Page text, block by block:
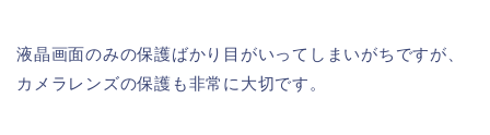
液晶画面のみの保護ばかり目がいってしまいがちですが、
カメラレンズの保護も非常に大切です。